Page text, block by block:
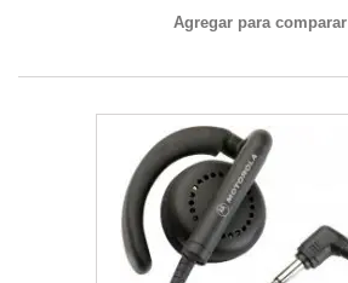
Agregar para comparar